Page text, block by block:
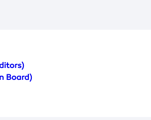
Board)